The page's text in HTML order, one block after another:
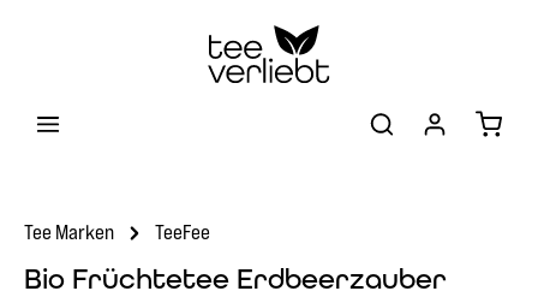
Tee Marken TeeFee
Bio Früchtetee Erdbeerzauber